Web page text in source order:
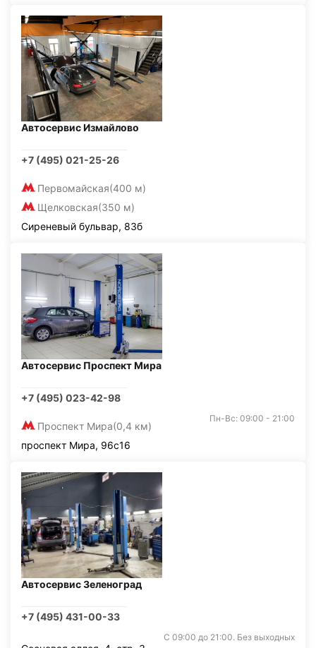
Автосервис Измайлово
+7 (495) 021-25-26
Первомайская(400 м)
Щелковская(350 м)
Сиреневый бульвар, 83б
Автосервис Проспект Мира
+7 (495) 023-42-98
Проспект Мира(0,4 км)
Пн-Вс: 09:00 - 21:00
проспект Мира, 96с16
Автосервис Зеленоград
+7 (495) 431-00-33
С 09:00 до 21:00. Без выходных